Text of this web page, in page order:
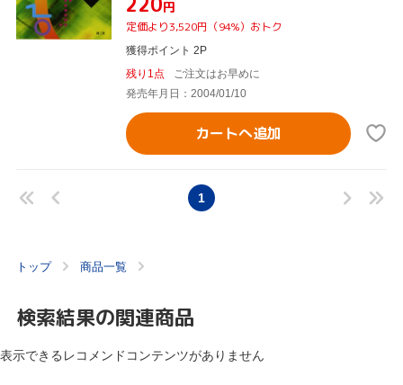
円
定価より3,520円（94%）おトク
獲得ポイント 2P
残り1点
ご注文はお早めに
発売年月日：2004/01/10
カートへ追加
1
トップ 商品一覧
検索結果の関連商品
表示できるレコメンドコンテンツがありません